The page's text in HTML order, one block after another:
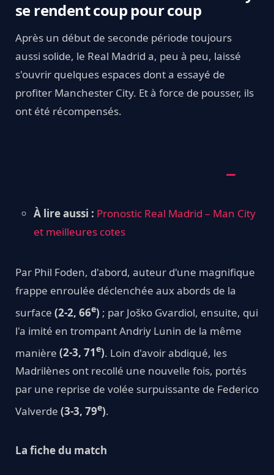
se rendent coup pour coup
Après un début de seconde période toujours
aussi solide, le Real Madrid a, peu à peu, laissé
s'ouvrir quelques espaces dont a essayé de
profiter Manchester City. Et à force de pousser, ils
ont été récompensés.
À lire aussi : Pronostic Real Madrid – Man City
et meilleures cotes
Par Phil Foden, d'abord, auteur d'une magnifique
frappe enroulée déclenchée aux abords de la
surface (2-2, 66e) ; par Joško Gvardiol, ensuite, qui
l'a imité en trompant Andriy Lunin de la même
manière (2-3, 71e). Loin d'avoir abdiqué, les
Madrilènes ont recollé une nouvelle fois, portés
par une reprise de volée surpuissante de Federico
Valverde (3-3, 79e).
La fiche du match